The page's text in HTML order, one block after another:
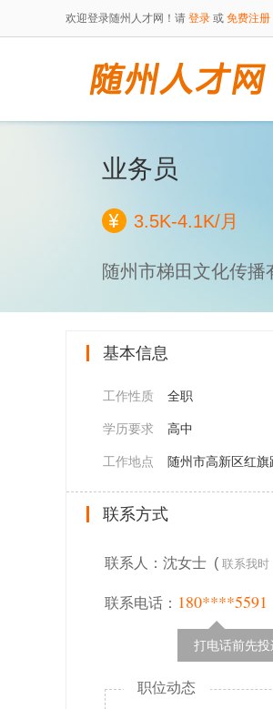
欢迎登录随州人才网！请 登录 或 免费注册
业务员
3.5K-4.1K/月
随州市梯田文化传播
基本信息
工作性质 全职
学历要求 高中
工作地点 随州市高新区红旗
联系方式
联系人：沈女士 ( 联系我时
联系电话： 180****5591
打电话前先
职位动态